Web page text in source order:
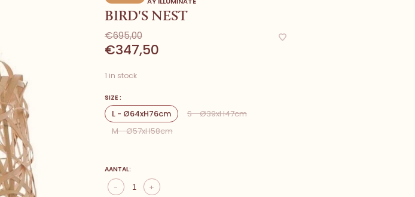
BIRD'S NEST
€695,00
€347,50
1 in stock
SIZE :
L - Ø64xH76cm
S - Ø39xH47cm
M - Ø57xH58cm
AANTAL:
+
-